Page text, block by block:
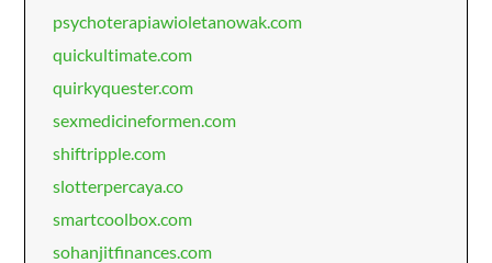
psychoterapiawioletanowak.com
quickultimate.com
quirkyquester.com
sexmedicineformen.com
shiftripple.com
slotterpercaya.co
smartcoolbox.com
sohanjitfinances.com